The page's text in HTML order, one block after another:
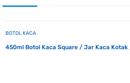
BOTOL KACA
450ml Botol Kaca Square / Jar Kaca